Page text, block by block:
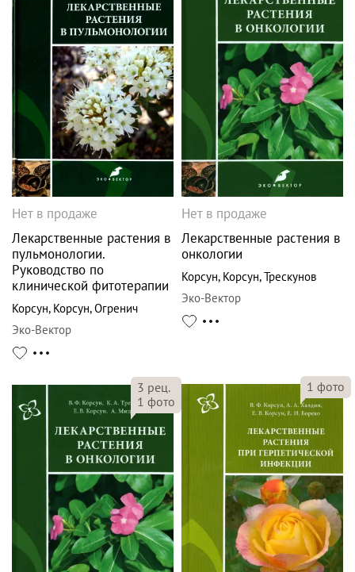
Нет в продаже
Лекарственные растения в
пульмонологии.
Руководство по
клинической фитотерапии
Корсун, Корсун,Огренич
Эко-Вектор
Нет в продаже
Лекарственные растения в
онкологии
Корсун, Корсун,Трескунов
Эко-Вектор
3 рец.
1 фото
1 фото